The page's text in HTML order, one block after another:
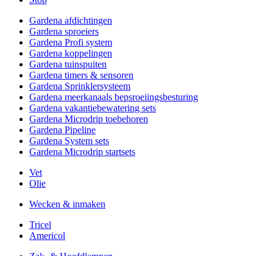
Gardena afdichtingen
Gardena sproeiers
Gardena Profi system
Gardena koppelingen
Gardena tuinspuiten
Gardena timers & sensoren
Gardena Sprinklersysteem
Gardena meerkanaals bepsroeiingsbesturing
Gardena vakantiebewatering sets
Gardena Microdrip toebehoren
Gardena Pipeline
Gardena System sets
Gardena Microdrip startsets
Vet
Olie
Wecken & inmaken
Tricel
Americol